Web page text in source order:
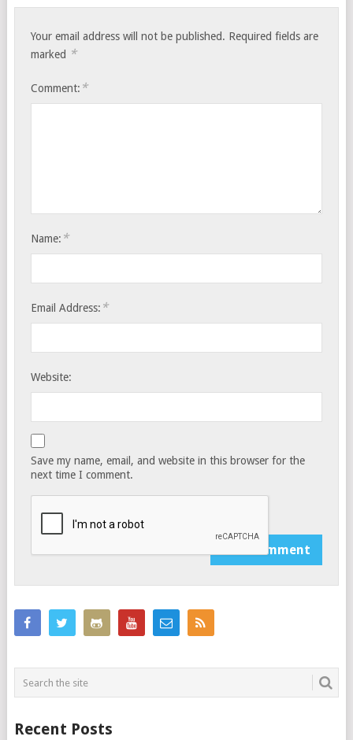
Your email address will not be published. Required fields are
marked *
Comment: *
Name: *
Email Address: *
Website:
Save my name, email, and website in this browser for the
next time I comment.
Recent Posts